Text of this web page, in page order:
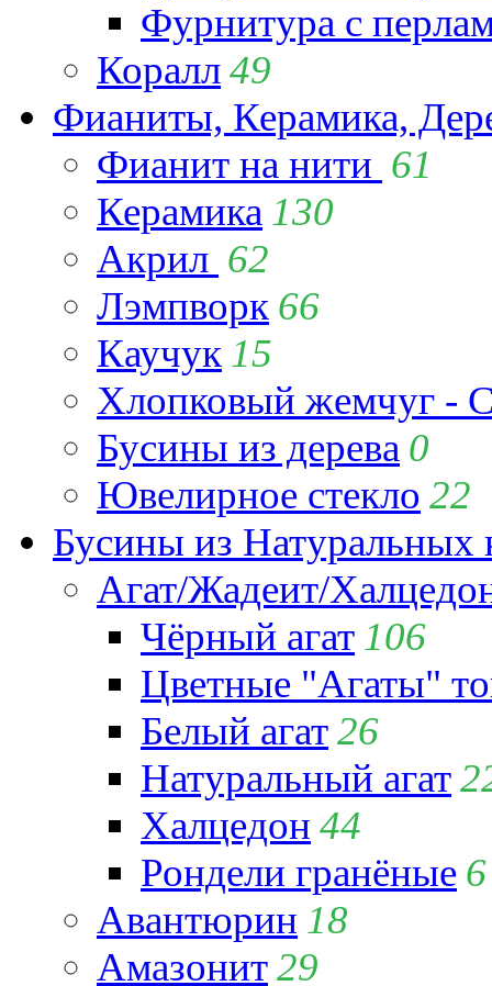
Фурнитура с
Коралл49
Фианиты, Керамика,
Фианит на нити 61
Керамика 130
Акрил 62
Лэмпворк 66
Каучук 15
Хлопковый жемчуг -
Бусины из дерева 0
Ювелирное стекло 22
Бусины из Натуральных
Агат/Жадеит/
Чёрный агат 106
Цветные "Агаты"
Белый агат26
Натуральный агат
Халцедон 44
Рондели гранёные 6
Авантюрин 18
Амазонит29